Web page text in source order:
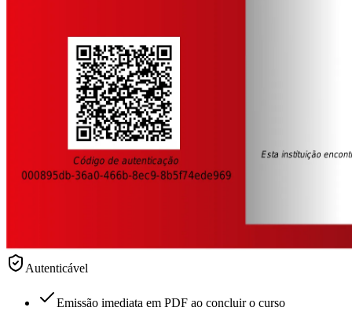
Autenticável
Emissão imediata em PDF ao concluir o curso